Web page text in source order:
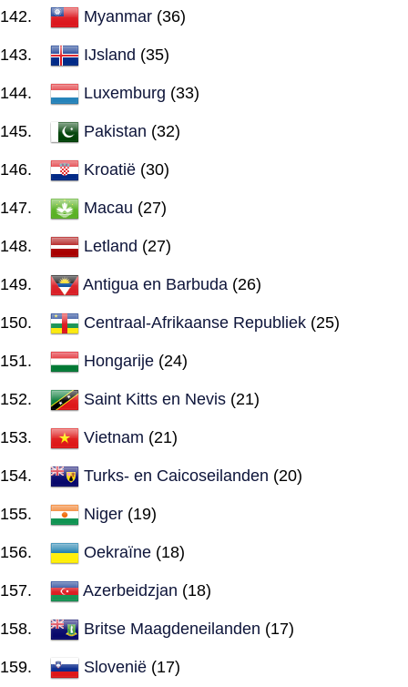
Myanmar (36)
IJsland (35)
Luxemburg (33)
Pakistan (32)
Kroatië (30)
Macau (27)
Letland (27)
Antigua en Barbuda (26)
Centraal-Afrikaanse Republiek (25)
Hongarije (24)
Saint Kitts en Nevis (21)
Vietnam (21)
Turks- en Caicoseilanden (20)
Niger (19)
Oekraïne (18)
Azerbeidzjan (18)
Britse Maagdeneilanden (17)
Slovenië (17)